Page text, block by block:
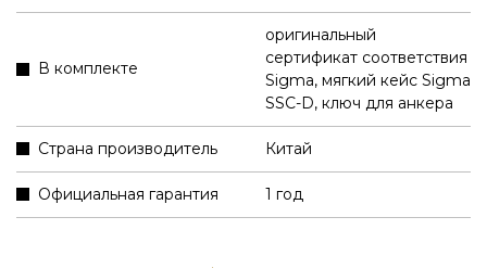
В комплекте
оригинальный
сертификат соответствия
Sigma, мягкий кейс Sigma
SSC-D, ключ для анкера
Страна производитель Китай
Официальная гарантия 1 год